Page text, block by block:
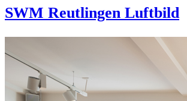
SWM Reutlingen Luftbild